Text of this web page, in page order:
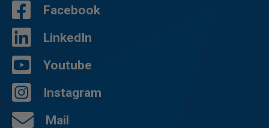
Facebook
LinkedIn
Youtube
Instagram
Mail